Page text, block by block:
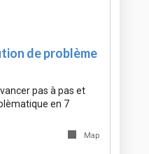
de problème
pas à pas et
en 7
Map